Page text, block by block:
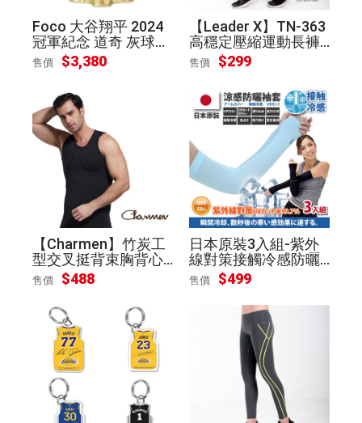
Foco 大谷翔平 2024
冠軍紀念 道奇 灰球衣
紀念公仔
售價 $3,380
【Leader X】TN-363
高穩定壓縮運動長褲
九分褲 女款-灰底亮綠
線M
售價 $299
【Charmen】竹炭工
型交叉挺背束胸背心
男性塑身衣(黑色 XL)
售價 $488
日本原裝3入組-紫外
線對策接觸冷感防曬
涼爽袖套(成人-指孔
款)
售價 $499